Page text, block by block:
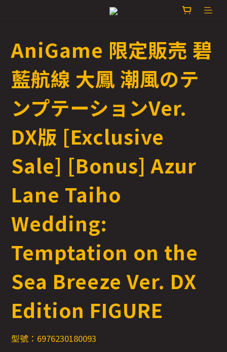
AniGame 限定販売 碧
藍航線 大鳳 潮風のテ
ンプテーションVer.
DX版 [Exclusive
Sale] [Bonus] Azur
Lane Taiho
Wedding:
Temptation on the
Sea Breeze Ver. DX
Edition FIGURE
型號：6976230180093